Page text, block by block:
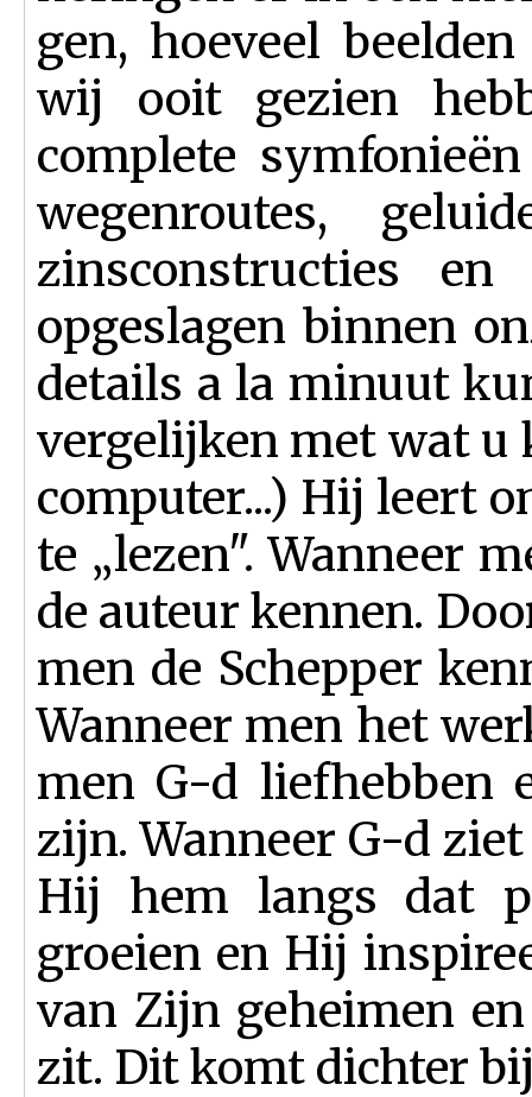
gen, hoeveel
wij ooit gezien
complete
wegen­rou­tes,
zinsconstructies
opgeslagen binnen
details a la minuut
vergelijken met wat u
computer...) Hij leert
te „lezen". Wanneer
de auteur kennen.
men de Schepper
Wanneer men het
men G-d liefheb­ben
zijn. Wanneer G-d
Hij hem langs dat
groeien en Hij
van Zijn geheimen
zit. Dit komt dichter